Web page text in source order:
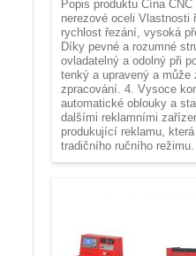
Popis produktu Čína
nerezové oceli
rychlost řezání, vysoká
Díky pevné a rozumné
ovladatelný a odolný při
tenký a upravený a může
zpracování. 4. Vysoce
automatické oblouky a
dalšími reklamními
produkující reklamu,
tradičního ručního